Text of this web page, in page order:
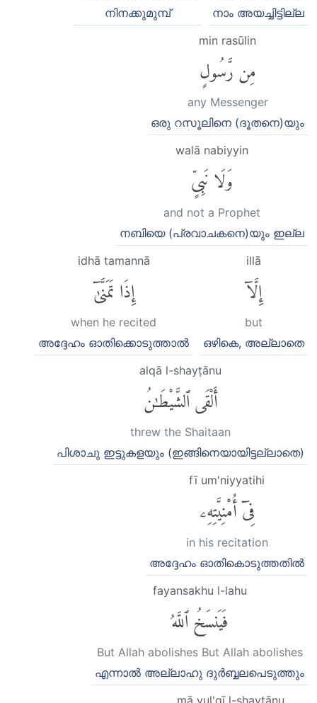
നാം അയച്ചിട്ടില്ല
നിനക്കുമുമ്പ്
min rasūlin
مِن رَّسُولٍ
any Messenger
ഒരു റസൂലിനെ (ദൂതനെ)യും
walā nabiyyin
وَلَا نَبِىٍّ
and not a Prophet
നബിയെ (പ്രവാചകനെ)യും ഇല്ല
illā
إِلَّآ
but
ഒഴികെ, അല്ലാതെ
idhā tamannā
إِذَا تَمَنَّىٰٓ
when he recited
അദ്ദേഹം ഓതിക്കൊടുത്താൽ
alqā l-shayṭānu
أَلْقَى ٱلشَّيْطَٰنُ
threw the Shaitaan
പിശാചു ഇട്ടുകളയും (ഇങ്ങിനെയായിട്ടല്ലാതെ)
fī um'niyyatihi
فِىٓ أُمْنِيَّتِهِۦ
in his recitation
അദ്ദേഹം ഓതികൊടുത്തതിൽ
fayansakhu l-lahu
فَيَنسَخُ ٱللَّهُ
But Allah abolishes But Allah abolishes
എന്നാൽ അല്ലാഹു ദുർബ്ബലപെടുത്തും